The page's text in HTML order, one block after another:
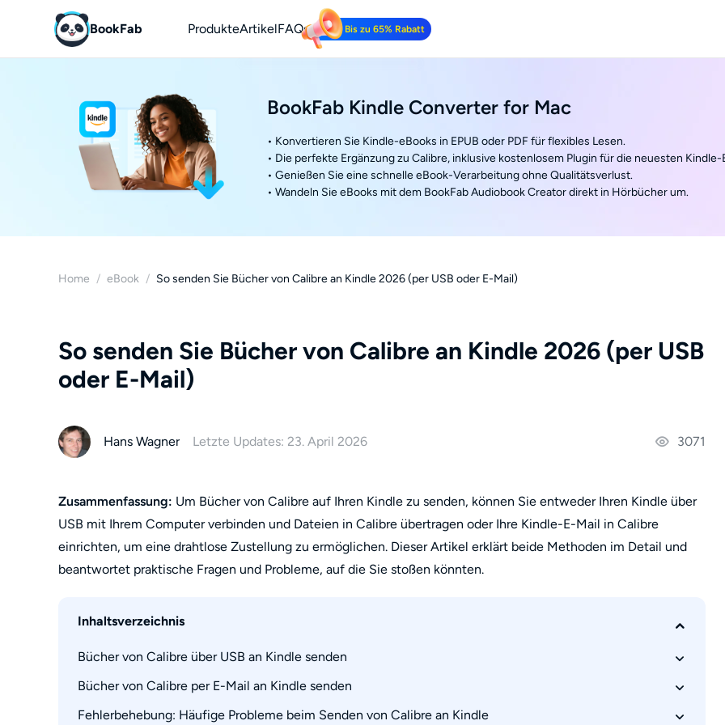
BookFab ProdukteArtikel
Audiobook
Magazine
Technologie
FAQs Bis zu 65% Rabatt
BookFab Kindle Converter for Mac
• Konvertieren Sie Kindle-eBooks in EPUB oder PDF für flexibles Lesen.
• Die perfekte Ergänzung zu Calibre, inklusive kostenlosem Plugin für die neuesten
• Genießen Sie eine schnelle eBook-Verarbeitung ohne Qualitätsverlust.
• Wandeln Sie eBooks mit dem BookFab Audiobook Creator direkt in Hörbücher um.
Home / eBook / So senden Sie Bücher von Calibre an Kindle 2026 (per USB oder E-Mail)
So senden Sie Bücher von Calibre an Kindle 2026 (per USB
oder E-Mail)
Hans Wagner Letzte Updates: 23. April 2026 3071
Zusammenfassung: Um Bücher von Calibre auf Ihren Kindle zu senden, können Sie entweder Ihren Kindle über
USB mit Ihrem Computer verbinden und Dateien in Calibre übertragen oder Ihre Kindle-E-Mail in Calibre
einrichten, um eine drahtlose Zustellung zu ermöglichen. Dieser Artikel erklärt beide Methoden im Detail und
beantwortet praktische Fragen und Probleme, auf die Sie stoßen könnten.
Inhaltsverzeichnis
Bücher von Calibre über USB an Kindle senden
Schritt 1: Calibre installieren und einrichten
Schritt 2: Bücher zu Calibre hinzufügen
Bücher von Calibre per E-Mail an Kindle senden
Schritt 1: E-Mail-Einstellungen von Calibre konfigurieren
Fehlerbehebung: Häufige Probleme beim Senden von Calibre an Kindle